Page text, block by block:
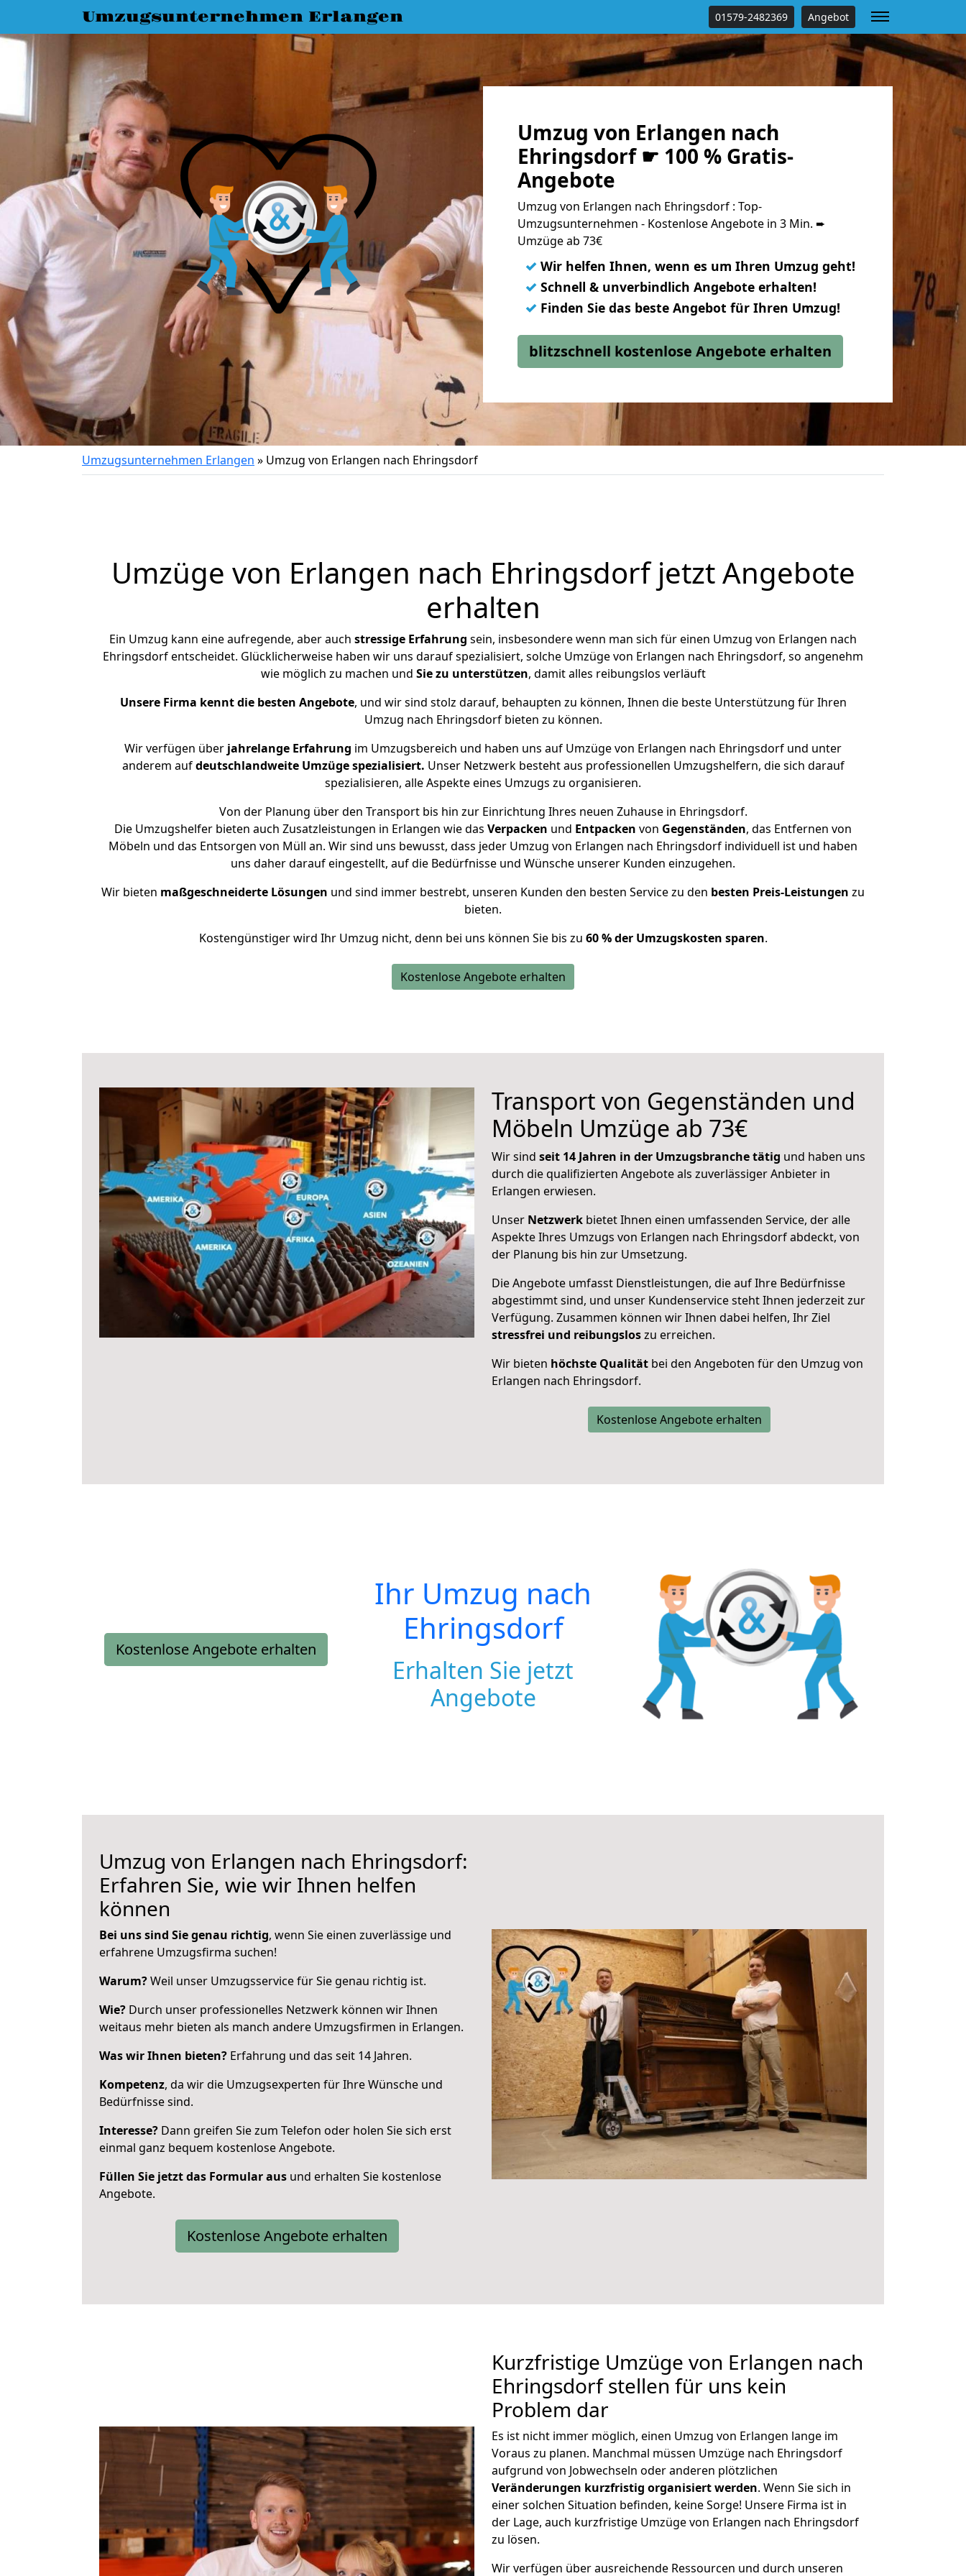
Umzugsunternehmen Erlangen 01579-2482369 Angebot
Umzug von Erlangen nach
Ehringsdorf ☛ 100 % Gratis-
Angebote
Umzug von Erlangen nach Ehringsdorf : Top-
Umzugsunternehmen - Kostenlose Angebote in 3 Min. ➨
Umzüge ab 73€
✓ Wir helfen Ihnen, wenn es um Ihren Umzug geht!
✓ Schnell & unverbindlich Angebote erhalten!
✓ Finden Sie das beste Angebot für Ihren Umzug!
blitzschnell kostenlose Angebote erhalten
Umzugsunternehmen Erlangen » Umzug von Erlangen nach Ehringsdorf
Umzüge von Erlangen nach Ehringsdorf jetzt Angebote
erhalten
Ein Umzug kann eine aufregende, aber auch stressige Erfahrung sein, insbesondere wenn man sich für einen Umzug von Erlangen nach
Ehringsdorf entscheidet. Glücklicherweise haben wir uns darauf spezialisiert, solche Umzüge von Erlangen nach Ehringsdorf, so angenehm
wie möglich zu machen und Sie zu unterstützen, damit alles reibungslos verläuft
Unsere Firma kennt die besten Angebote, und wir sind stolz darauf, behaupten zu können, Ihnen die beste Unterstützung für Ihren
Umzug nach Ehringsdorf bieten zu können.
Wir verfügen über jahrelange Erfahrung im Umzugsbereich und haben uns auf Umzüge von Erlangen nach Ehringsdorf und unter
anderem aufdeutschlandweite Umzüge spezialisiert. Unser Netzwerk besteht aus professionellen Umzugshelfern, die sich darauf
spezialisieren, alle Aspekte eines Umzugs zu organisieren.
Von der Planung über den Transport bis hin zur Einrichtung Ihres neuen Zuhause in Ehringsdorf.
Die Umzugshelfer bieten auch Zusatzleistungen in Erlangen wie das Verpacken und Entpacken von Gegenständen, das Entfernen von
Möbeln und das Entsorgen von Müll an. Wir sind uns bewusst, dass jeder Umzug von Erlangen nach Ehringsdorf individuell ist und haben
uns daher darauf eingestellt, auf die Bedürfnisse und Wünsche unserer Kunden einzugehen.
Wir bieten maßgeschneiderte Lösungen und sind immer bestrebt, unseren Kunden den besten Service zu den besten Preis-Leistungen zu
bieten.
Kostengünstiger wird Ihr Umzug nicht, denn bei uns können Sie bis zu 60 % der Umzugskosten sparen.
Kostenlose Angebote erhalten
Transport von Gegenständen und
Möbeln Umzüge ab 73€
Wir sind seit 14 Jahren in der Umzugsbranche tätig und haben uns
durch die qualifizierten Angebote als zuverlässiger Anbieter in
Erlangen erwiesen.
Unser Netzwerk bietet Ihnen einen umfassenden Service, der alle
Aspekte Ihres Umzugs von Erlangen nach Ehringsdorf abdeckt, von
der Planung bis hin zur Umsetzung.
Die Angebote umfasst Dienstleistungen, die auf Ihre Bedürfnisse
abgestimmt sind, und unser Kundenservice steht Ihnen jederzeit zur
Verfügung. Zusammen können wir Ihnen dabei helfen, Ihr Ziel
stressfrei und reibungsloszu erreichen.
Wir bieten höchste Qualität bei den Angeboten für den Umzug von
Erlangen nach Ehringsdorf.
Kostenlose Angebote erhalten
Kostenlose Angebote erhalten
Ihr Umzug nach
Ehringsdorf
Erhalten Sie jetzt
Angebote
Umzug von Erlangen nach Ehringsdorf:
Erfahren Sie, wie wir Ihnen helfen
können
Bei uns sind Sie genau richtig, wenn Sie einen zuverlässige und
erfahrene Umzugsfirma suchen!
Warum?Weil unser Umzugsservice für Sie genau richtig ist.
Wie? Durch unser professionelles Netzwerk können wir Ihnen
weitaus mehr bieten als manch andere Umzugsfirmen in Erlangen.
Was wir Ihnen bieten? Erfahrung und das seit 14 Jahren.
Kompetenz, da wir die Umzugsexperten für Ihre Wünsche und
Bedürfnisse sind.
Interesse? Dann greifen Sie zum Telefon oder holen Sie sich erst
einmal ganz bequem kostenlose Angebote.
Füllen Sie jetzt das Formular aus und erhalten Sie kostenlose
Angebote.
Kostenlose Angebote erhalten
Kurzfristige Umzüge von Erlangen nach
Ehringsdorf stellen für uns kein
Problem dar
Es ist nicht immer möglich, einen Umzug von Erlangen lange im
Voraus zu planen. Manchmal müssen Umzüge nach Ehringsdorf
aufgrund von Jobwechseln oder anderen plötzlichen
Veränderungen kurzfristig organisiert werden. Wenn Sie sich in
einer solchen Situation befinden, keine Sorge! Unsere Firma ist in
der Lage, auch kurzfristige Umzüge von Erlangen nach Ehringsdorf
zu lösen.
Wir verfügen über ausreichende Ressourcen und durch unseren